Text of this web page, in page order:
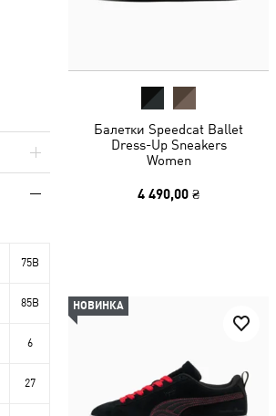
Балетки Speedcat Ballet
Dress-Up Sneakers
Women
4 490,00 ₴
НОВИНКА
75B
85B
6
27